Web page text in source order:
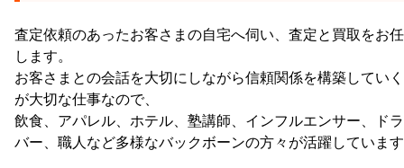
査定依頼のあったお客さまの自宅へ伺い、査定と買取をお
します。
お客さまとの会話を大切にしながら信頼関係を構築してい
が大切な仕事なので、
飲食、アパレル、ホテル、塾講師、インフルエンサー、ド
バー、職人など多様なバックボーンの方々が活躍していま